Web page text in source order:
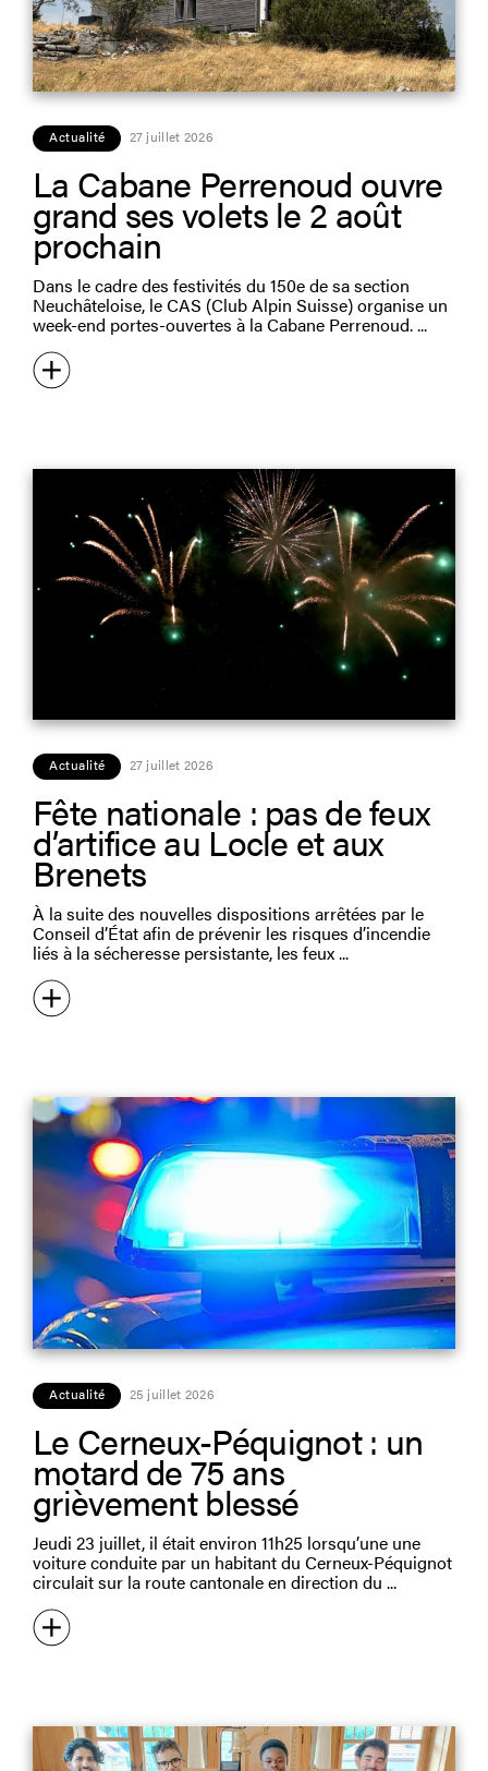
Actualité 27 juillet 2026
La Cabane Perrenoud ouvre
grand ses volets le 2 août
prochain
Dans le cadre des festivités du 150e de sa section
Neuchâteloise, le CAS (Club Alpin Suisse) organise un
week-end portes-ouvertes à la Cabane Perrenoud.
Actualité 27 juillet 2026
Fête nationale : pas de feux
d’artifice au Locle et aux
Brenets
À la suite des nouvelles dispositions arrêtées par le
Conseil d’État afin de prévenir les risques d’incendie
liés à la sécheresse persistante, les feux
Actualité 25 juillet 2026
Le Cerneux-Péquignot : un
motard de 75 ans
grièvement blessé
Jeudi 23 juillet, il était environ 11h25 lorsqu’une une
voiture conduite par un habitant du Cerneux-Péquignot
circulait sur la route cantonale en direction du